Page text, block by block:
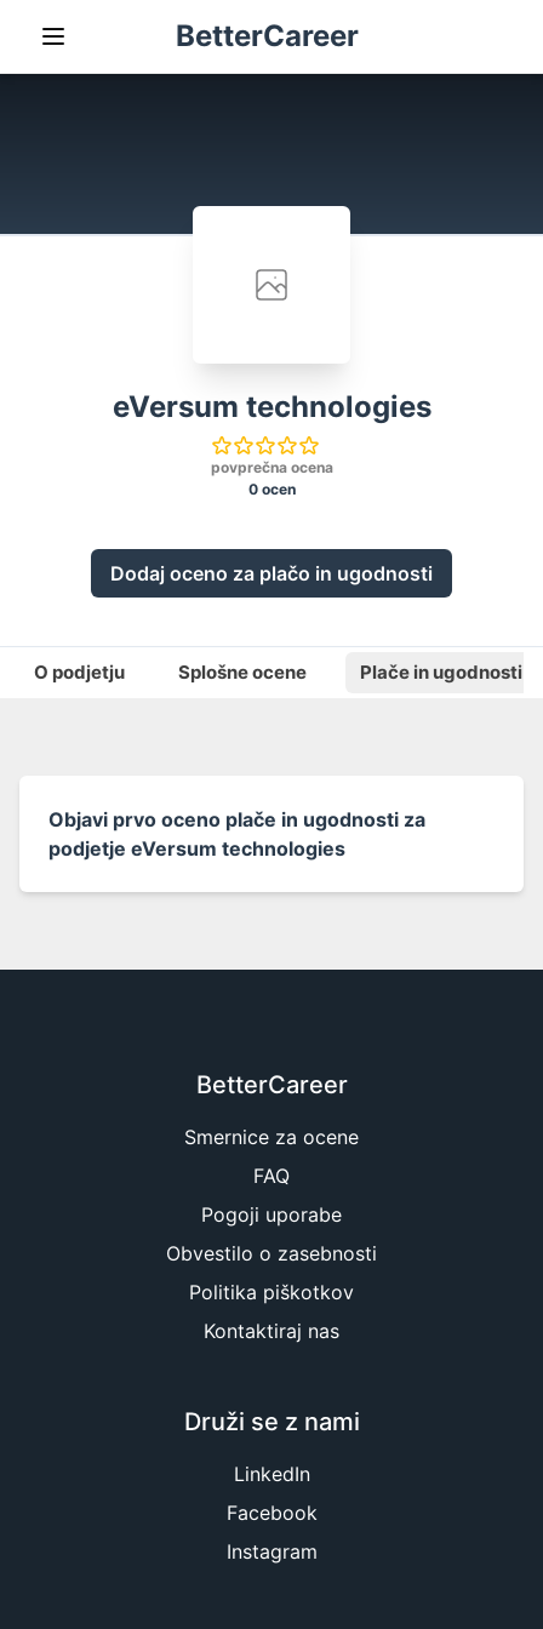
BetterCareer
eVersum technologies
povprečna ocena
0 ocen
Dodaj oceno za plačo in ugodnosti
O podjetju Splošne ocene Plače in ugodnosti
Objavi prvo oceno plače in ugodnosti za
podjetje eVersum technologies
BetterCareer
Smernice za ocene
FAQ
Pogoji uporabe
Obvestilo o zasebnosti
Politika piškotkov
Kontaktiraj nas
Druži se z nami
LinkedIn
Facebook
Instagram